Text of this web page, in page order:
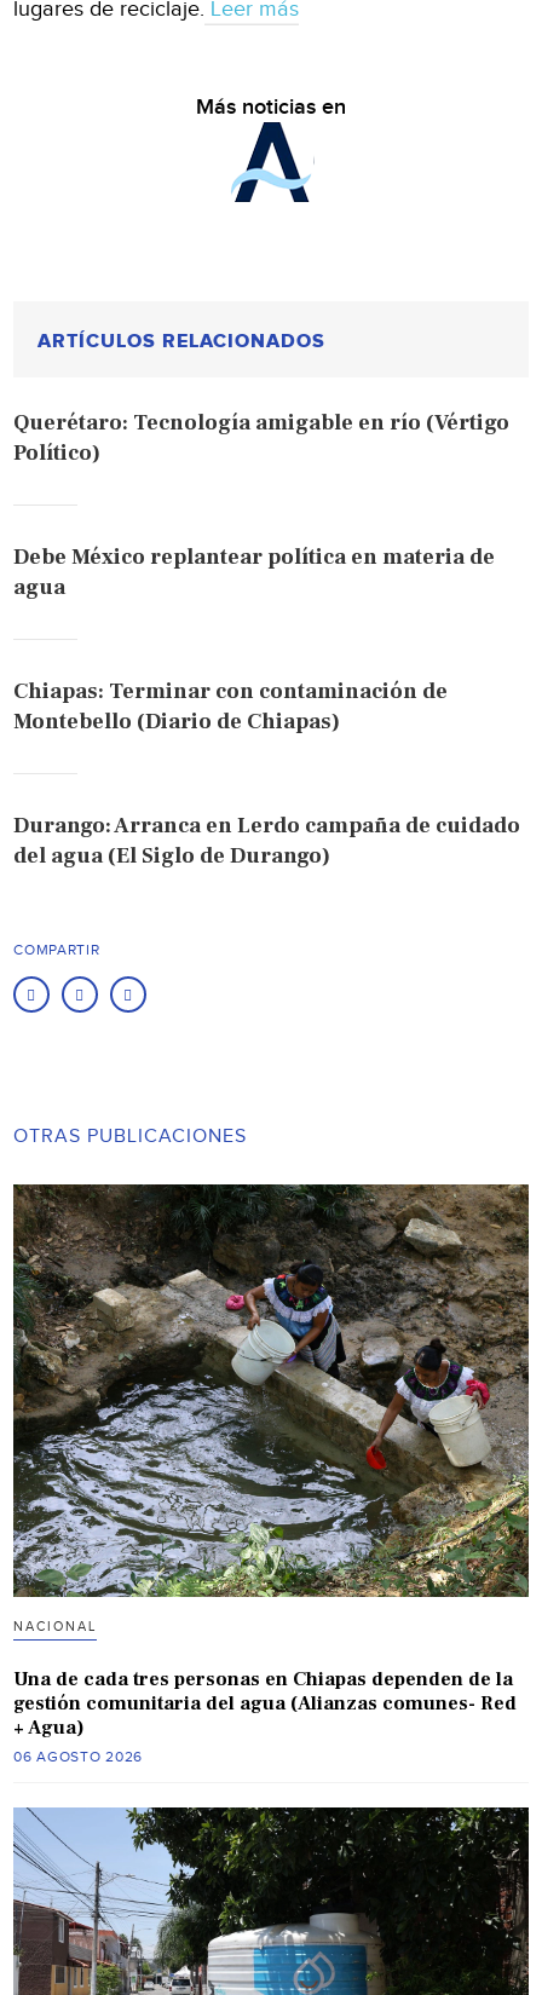
lugares de reciclaje. Leer más
Más noticias en
ARTÍCULOS RELACIONADOS
Querétaro: Tecnología amigable en río (Vértigo
Político)
Debe México replantear política en materia de
agua
Chiapas: Terminar con contaminación de
Montebello (Diario de Chiapas)
Durango: Arranca en Lerdo campaña de cuidado
del agua (El Siglo de Durango)
COMPARTIR
OTRAS PUBLICACIONES
NACIONAL
Una de cada tres personas en Chiapas dependen de la
gestión comunitaria del agua (Alianzas comunes- Red
+ Agua)
06 AGOSTO 2026